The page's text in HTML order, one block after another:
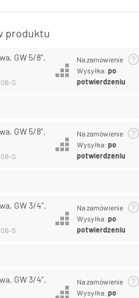
produktu
GW 5/8",
S
Na zamówienie
Wysyłka:po
potwierdzeniu
GW 5/8",
S
Na zamówienie
Wysyłka:po
potwierdzeniu
GW 3/4",
S
Na zamówienie
Wysyłka:po
potwierdzeniu
GW 3/4",
Na zamówienie
Wysyłka:po